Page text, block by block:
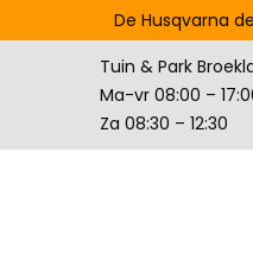
De Husqvarna
Tuin & Park
Ma-vr 08:00 –
Za 08:30 – 12:30